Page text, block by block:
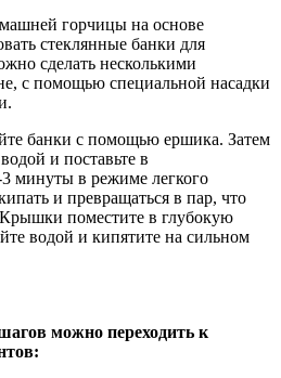
горчицы на основе
стеклянные банки для
сделать несколькими
с помощью специальной насадки
банки с помощью ершика. Затем
и поставьте в
минуты в режиме легкого
и превращаться в пар, что
поместите в глубокую
водой и кипятите на сильном
можно переходить к